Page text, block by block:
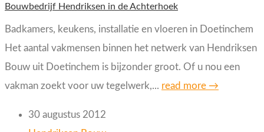
Bouwbedrijf Hendriksen in de Achterhoek
Badkamers, keukens, installatie en vloeren in Doetinchem
Het aantal vakmensen binnen het netwerk van Hendriksen
Bouw uit Doetinchem is bijzonder groot. Of u nou een
vakman zoekt voor uw tegelwerk,... read more →
30 augustus 2012